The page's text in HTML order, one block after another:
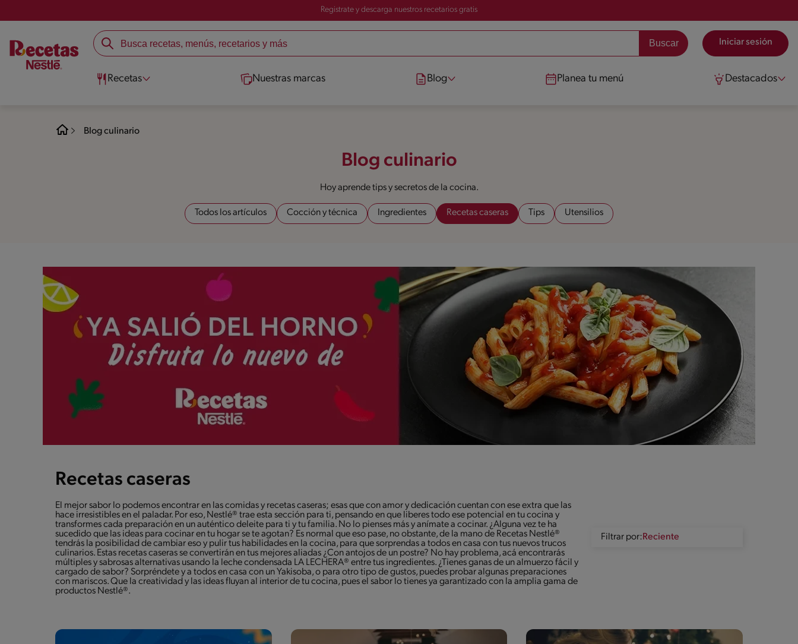
Registrate y descarga nuestros recetarios gratis
Iniciar sesión
Recetas Nuestras marcas Blog Planea tu menú Destacados
Blog culinario
Blog culinario
Hoy aprende tips y secretos de la cocina.
Todos los artículos Cocción y técnica Ingredientes Recetas caseras Tips Utensilios
Recetas caseras
El mejor sabor lo podemos encontrar en las comidas y recetas caseras; esas que con amor y dedicación cuentan con ese extra que las
hace irresistibles en el paladar. Por eso, Nestlé® trae esta sección para ti, pensando en que liberes todo ese potencial en tu cocina y
transformes cada preparación en un auténtico deleite para ti y tu familia. No lo pienses más y anímate a cocinar. ¿Alguna vez te ha
sucedido que las ideas para cocinar en tu hogar se te agotan? Es normal que eso pase, no obstante, de la mano de Recetas Nestlé®
tendrás la posibilidad de cambiar eso y pulir tus habilidades en la cocina, para que sorprendas a todos en casa con tus nuevos trucos
culinarios. Estas recetas caseras se convertirán en tus mejores aliadas ¿Con antojos de un postre? No hay problema, acá encontrarás
múltiples y sabrosas alternativas usando la leche condensada LA LECHERA® entre tus ingredientes. ¿Tienes ganas de un almuerzo fácil y
cargado de sabor? Sorpréndete y a todos en casa con un Yakisoba, o para otro tipo de gustos, puedes probar algunas preparaciones
con mariscos. Que la creatividad y las ideas fluyan al interior de tu cocina, pues el sabor lo tienes ya garantizado con la amplia gama de
productos Nestlé®.
Filtrar por: